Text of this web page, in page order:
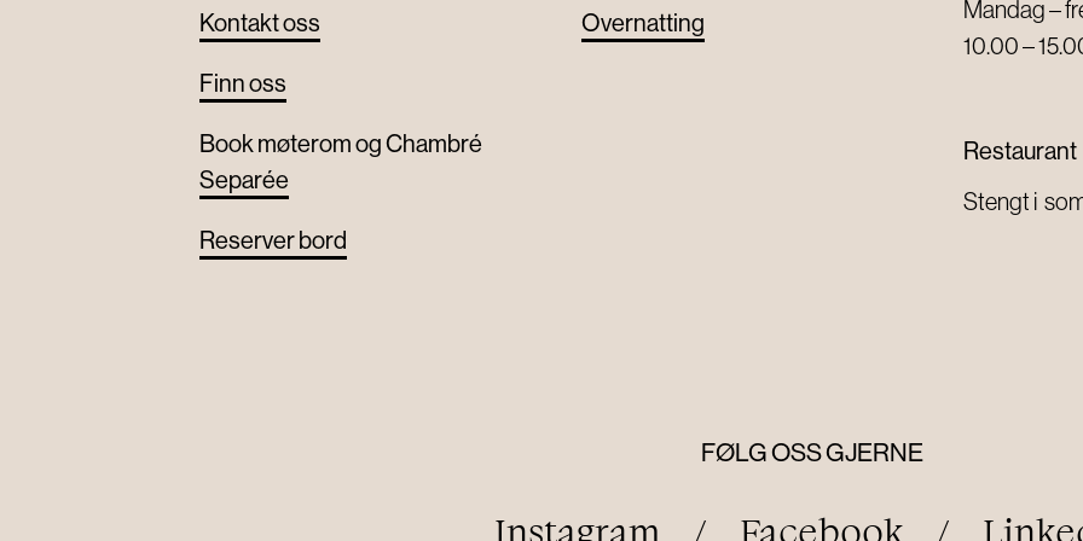
Kontakt oss
Finn oss
Book møterom og Chambré
Separée
Reserver bord
Overnatting
Mandag –
10.00 –
Restaurant
Stengt i
FØLG OSS GJERNE